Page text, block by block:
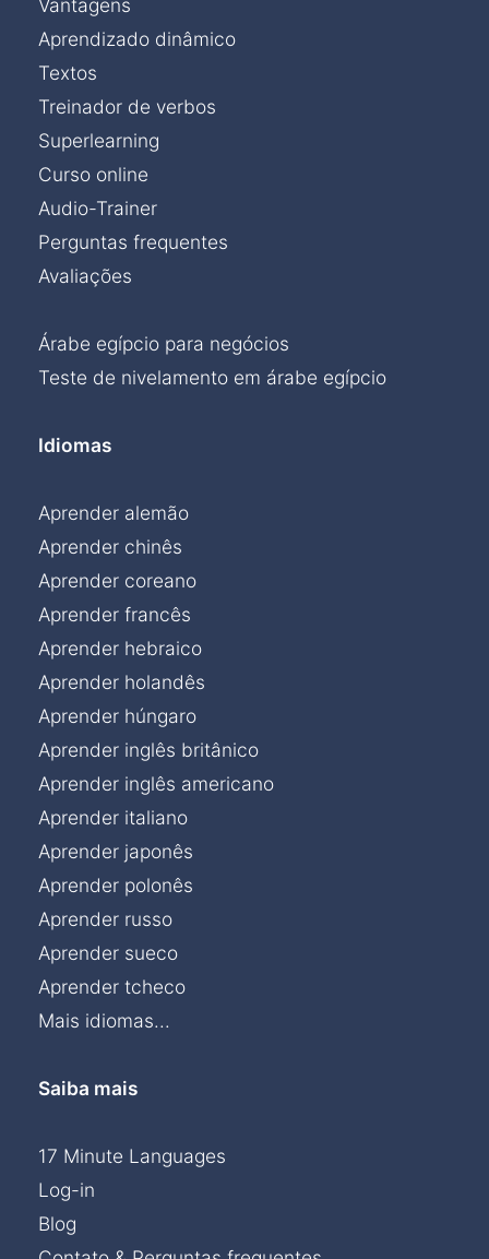
Vantagens
Aprendizado dinâmico
Textos
Treinador de verbos
Superlearning
Curso online
Audio-Trainer
Perguntas frequentes
Avaliações
Árabe egípcio para negócios
Teste de nivelamento em árabe egípcio
Idiomas
Aprender alemão
Aprender chinês
Aprender coreano
Aprender francês
Aprender hebraico
Aprender holandês
Aprender húngaro
Aprender inglês britânico
Aprender inglês americano
Aprender italiano
Aprender japonês
Aprender polonês
Aprender russo
Aprender sueco
Aprender tcheco
Mais idiomas...
Saiba mais
17 Minute Languages
Log-in
Blog